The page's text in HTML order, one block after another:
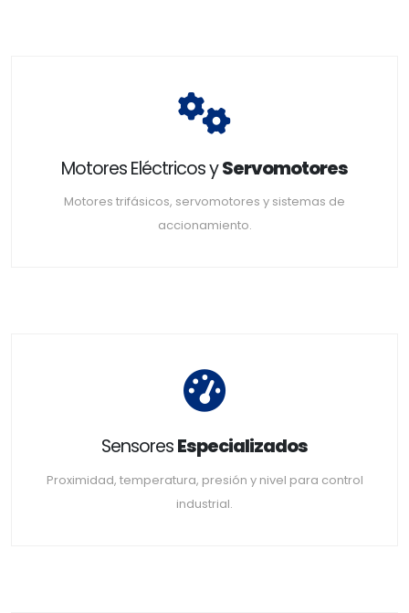
Motores Eléctricos yServomotores
Motores trifásicos, servomotores y sistemas de
accionamiento.
SensoresEspecializados
Proximidad, temperatura, presión y nivel para control
industrial.